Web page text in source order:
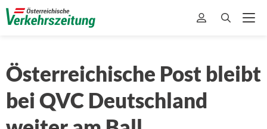
Österreichische Post bleibt
bei QVC Deutschland